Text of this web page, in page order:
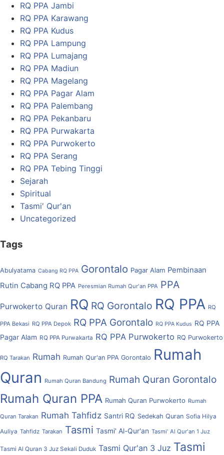
RQ PPA Jambi
RQ PPA Karawang
RQ PPA Kudus
RQ PPA Lampung
RQ PPA Lumajang
RQ PPA Madiun
RQ PPA Magelang
RQ PPA Pagar Alam
RQ PPA Palembang
RQ PPA Pekanbaru
RQ PPA Purwakarta
RQ PPA Purwokerto
RQ PPA Serang
RQ PPA Tebing Tinggi
Sejarah
Spiritual
Tasmi' Qur'an
Uncategorized
Tags
Abulyatama Cabang RQ PPA Gorontalo Pagar Alam Pembinaan
Rutin Cabang RQ PPA Peresmian Rumah Qur'an PPA PPA
Purwokerto Quran RQ RQ Gorontalo RQ PPA RQ
PPA Bekasi RQ PPA Depok RQ PPA Gorontalo RQ PPA Kudus RQ PPA
Pagar Alam RQ PPA Purwakarta RQ PPA Purwokerto RQ Purwokerto
RQ Tarakan Rumah Rumah Qur'an PPA Gorontalo Rumah
Quran Rumah Quran Bandung Rumah Quran Gorontalo
Rumah Quran PPA Rumah Quran Purwokerto Rumah
Quran Tarakan Rumah Tahfidz Santri RQ Sedekah Quran Sofia Hilya
Auliya Tahfidz Tarakan Tasmi Tasmi' Al-Qur'an Tasmi' Al Qur'an 1 Juz
Tasmi Al Quran 3 Juz Sekali Duduk Tasmi Qur'an 3 Juz Tasmi